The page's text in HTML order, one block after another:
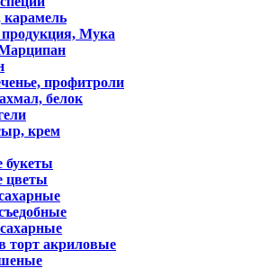
карамель
Мука
профитроли
белок
крем
букеты
цветы
торт акриловые